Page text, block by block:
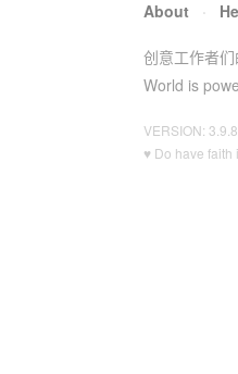
About ·
创意工作者
World is
VERSION:
♥ Do have faith